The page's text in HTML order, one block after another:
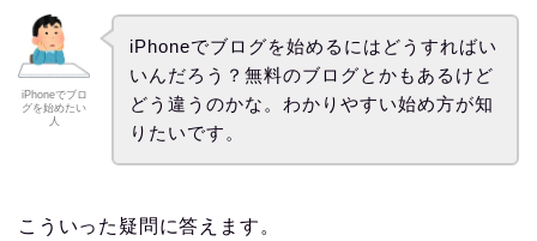
iPhoneでブロ
グを始めたい
人
iPhoneでブログを始めるにはどうすればい
いんだろう？無料のブログとかもあるけど
どう違うのかな。わかりやすい始め方が知
りたいです。
こういった疑問に答えます。